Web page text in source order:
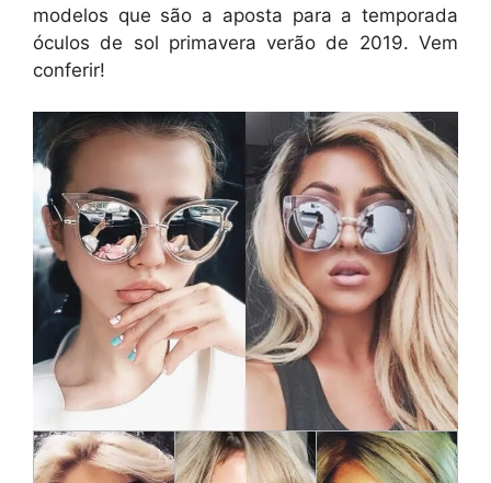
modelos que são a aposta para a temporada
óculos de sol primavera verão de 2019. Vem
conferir!